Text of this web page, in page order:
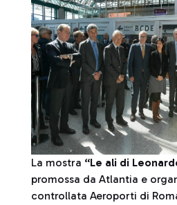
La mostra “Le ali di
promossa da Atlantia e
controllata Aeroporti di